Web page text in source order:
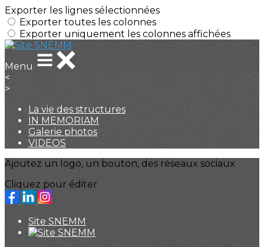
Exporter les lignes sélectionnées
Exporter toutes les colonnes
Exporter uniquement les colonnes affichées
Menu
<
>
La vie des structures
IN MEMORIAM
Galerie photos
VIDEOS
Ajoutez un logo, un bouton, des réseaux sociaux
Cliquez pour éditer
Site SNEMM